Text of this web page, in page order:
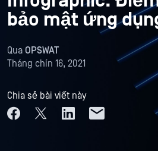
bảo mật ứng
Qua OPSWAT
Tháng chín 16, 2021
Chia sẻ bài viết này